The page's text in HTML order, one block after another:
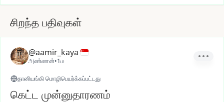
சிறந்த பதிவுகள்
@aamir_kaya
அண்ணன்•1ம
தானியங்கி மொழிபெயர்க்கப்பட்டது
கெட்ட முன்னுதாரணம்